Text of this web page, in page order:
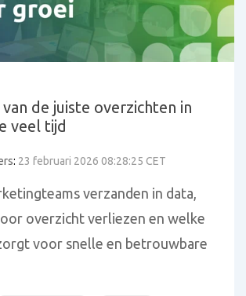
de juiste overzichten in
veel tijd
: 23 februari 2026 08:28:25 CET
verzanden in data,
overzicht verliezen en welke
voor snelle en betrouwbare